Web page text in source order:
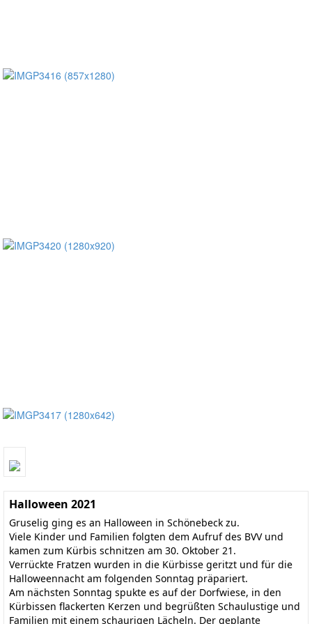
Halloween 2021
Gruselig ging es an Halloween in Schönebeck zu.
Viele Kinder und Familien folgten dem Aufruf des BVV und
kamen zum Kürbis schnitzen am 30. Oktober 21.
Verrückte Fratzen wurden in die Kürbisse geritzt und für die
Halloweennacht am folgenden Sonntag präpariert.
Am nächsten Sonntag spukte es auf der Dorfwiese, in den
Kürbissen flackerten Kerzen und begrüßten Schaulustige und
Familien mit einem schaurigen Lächeln. Der geplante